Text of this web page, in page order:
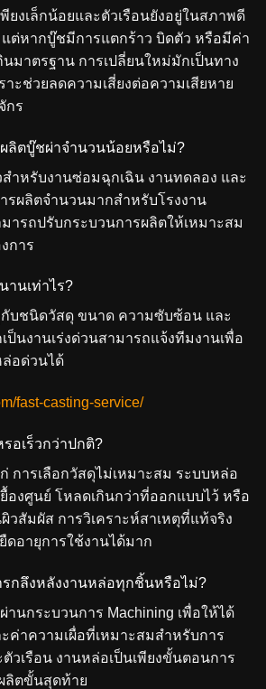
ยงเล็กน้อยและตัวเรือนยังอยู่ในสภาพดี
ต่หากบู๊ชมีการแตกร้าว บิดตัว หรือมีค่า
มาตรฐาน การเปลี่ยนใหม่มักเป็นทาง
าะช่วยลดความเสี่ยงต่อความเสียหาย
กร
ผลิตบู๊ชผ่าจำนวนน้อยหรือไม่?
ำหรับงานซ่อมฉุกเฉิน งานทดลอง และ
รผลิตจำนวนมากสำหรับโรงงาน
ารถปรับกระบวนการผลิตให้เหมาะสม
การ
านเท่าไร?
กับชนิดวัสดุ ขนาด ความซับซ้อน และ
ป็นงานเร่งด่วนสามารถแจ้งทีมงานเพื่อ
ล่อด่วนได้
fast-casting-service/
อเร็วกว่าปกติ?
การเลือกวัสดุไม่เหมาะสม ระบบหล่อ
ยื้องศูนย์ โหลดเกินกว่าที่ออกแบบไว้ หรือ
วสัมผัส การวิเคราะห์สาเหตุที่แท้จริง
อายุการใช้งานได้มาก
รกลึงหลังงานหล่อทุกชิ้นหรือไม่?
านกระบวนการ Machining เพื่อให้ได้
ค่าความเผื่อที่เหมาะสมสำหรับการ
วเรือน งานหล่อเป็นเพียงขั้นตอนการ
ลิตขั้นสุดท้าย